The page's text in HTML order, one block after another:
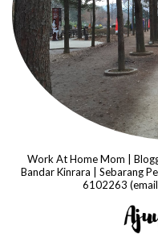
Work At Home Mom |
Bandar Kinrara | Sebarang
6102263